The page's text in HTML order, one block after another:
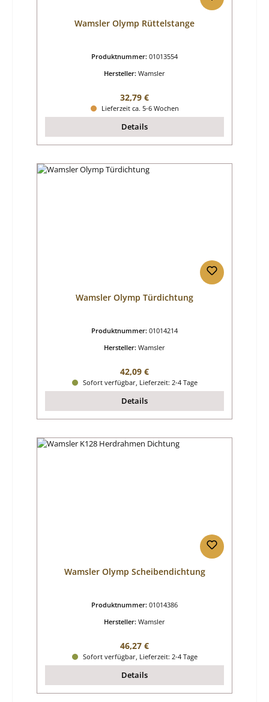
Wamsler Olymp Rüttelstange
Produktnummer: 01013554
Hersteller: Wamsler
Regulärer Preis:
32,79 €
Lieferzeit ca. 5-6 Wochen
Details
Wamsler Olymp Türdichtung
Produktnummer: 01014214
Hersteller: Wamsler
Regulärer Preis:
42,09 €
Sofort verfügbar, Lieferzeit: 2-4 Tage
Details
Wamsler Olymp Scheibendichtung
Produktnummer: 01014386
Hersteller: Wamsler
Regulärer Preis:
46,27 €
Sofort verfügbar, Lieferzeit: 2-4 Tage
Details